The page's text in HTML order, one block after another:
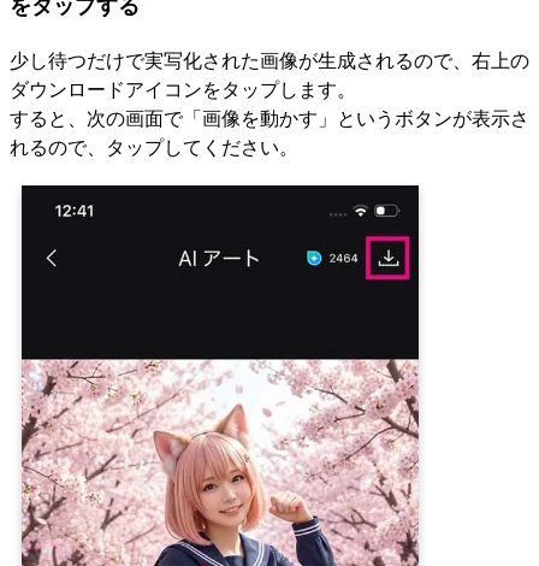
をタップする
少し待つだけで実写化された画像が生成されるので、右上の
ダウンロードアイコンをタップします。
すると、次の画面で「画像を動かす」というボタンが表示さ
れるので、タップしてください。